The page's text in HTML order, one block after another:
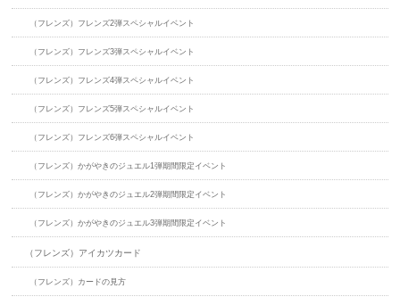
（フレンズ）フレンズ2弾スペシャルイベント
（フレンズ）フレンズ3弾スペシャルイベント
（フレンズ）フレンズ4弾スペシャルイベント
（フレンズ）フレンズ5弾スペシャルイベント
（フレンズ）フレンズ6弾スペシャルイベント
（フレンズ）かがやきのジュエル1弾期間限定イベント
（フレンズ）かがやきのジュエル2弾期間限定イベント
（フレンズ）かがやきのジュエル3弾期間限定イベント
（フレンズ）アイカツカード
（フレンズ）カードの見方